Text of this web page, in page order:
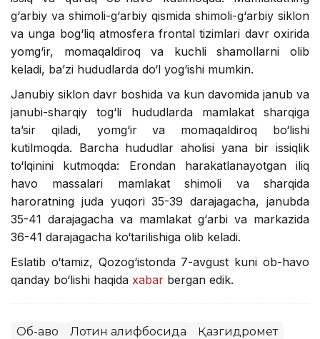
g‘arbiy va shimoli-g‘arbiy qismida shimoli-g‘arbiy siklon
va unga bog‘liq atmosfera frontal tizimlari davr oxirida
yomg‘ir, momaqaldiroq va kuchli shamollarni olib
keladi, ba’zi hududlarda do‘l yog‘ishi mumkin.
Janubiy siklon davr boshida va kun davomida janub va
janubi-sharqiy tog‘li hududlarda mamlakat sharqiga
ta’sir qiladi, yomg‘ir va momaqaldiroq bo‘lishi
kutilmoqda. Barcha hududlar aholisi yana bir issiqlik
to‘lqinini kutmoqda: Erondan harakatlanayotgan iliq
havo massalari mamlakat shimoli va sharqida
haroratning juda yuqori 35-39 darajagacha, janubda
35-41 darajagacha va mamlakat g‘arbi va markazida
36-41 darajagacha ko‘tarilishiga olib keladi.
Eslatib o‘tamiz, Qozog‘istonda 7-avgust kuni ob-havo
qanday bo‘lishi haqida xabar bergan edik.
Об-ҳаво Лотин алифбосида Қазгидромет